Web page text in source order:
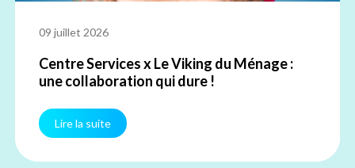
09 juillet 2026
Centre Services x Le Viking du Ménage :
une collaboration qui dure !
Lire la suite